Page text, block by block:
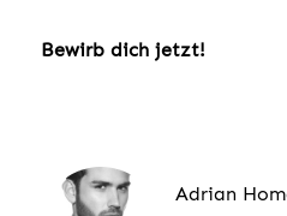
Bewirb dich jetzt!
Adrian